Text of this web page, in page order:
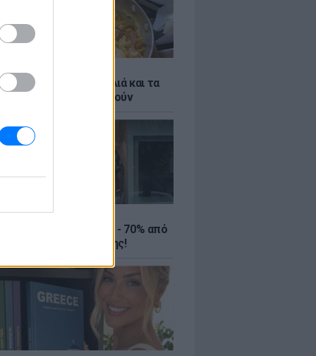
γιαούρτι: Μία κουταλιά και τα
eggs θα απογειωθούν
εκπτώσεις έως - 70% από
eshops ένδυσης!